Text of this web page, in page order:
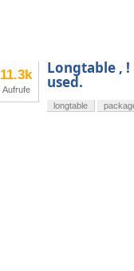
11.3k
Aufrufe
Longtable ,
used.
longtable